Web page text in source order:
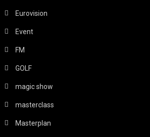
Eurovision
Event
FM
GOLF
magic show
masterclass
Masterplan